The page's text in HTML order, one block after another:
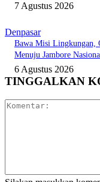
7 Agustus 2026
Denpasar
Bawa Misi Lingkungan,
Menuju Jambore
6 Agustus 2026
TINGGALKAN